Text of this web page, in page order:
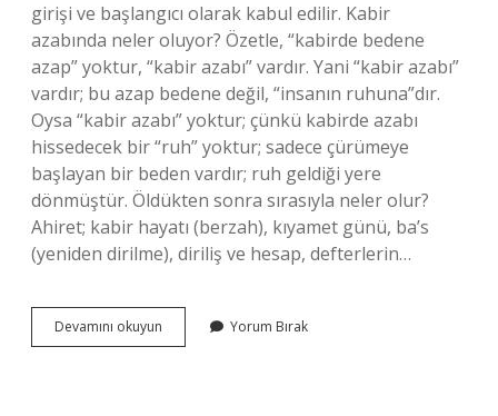
girişi ve başlangıcı olarak kabul edilir. Kabir
azabında neler oluyor? Özetle, “kabirde bedene
azap” yoktur, “kabir azabı” vardır. Yani “kabir azabı”
vardır; bu azap bedene değil, “insanın ruhuna”dır.
Oysa “kabir azabı” yoktur; çünkü kabirde azabı
hissedecek bir “ruh” yoktur; sadece çürümeye
başlayan bir beden vardır; ruh geldiği yere
dönmüştür. Öldükten sonra sırasıyla neler olur?
Ahiret; kabir hayatı (berzah), kıyamet günü, ba’s
(yeniden dirilme), diriliş ve hesap, defterlerin…
Devamını okuyun
Azabından
Yorum Bırak